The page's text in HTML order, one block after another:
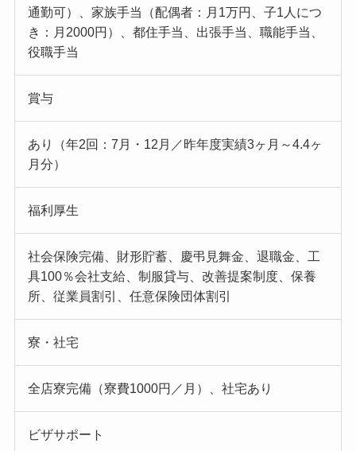
通勤可）、家族手当（配偶者：月1万円、子1人につ
き：月2000円）、都住手当、出張手当、職能手当、
役職手当
賞与
あり（年2回：7月・12月／昨年度実績3ヶ月～4.4ヶ
月分）
福利厚生
社会保険完備、財形貯蓄、慶弔見舞金、退職金、工
具100％会社支給、制服貸与、改善提案制度、保養
所、従業員割引、任意保険団体割引
寮・社宅
全店寮完備（寮費1000円／月）、社宅あり
ビザサポート